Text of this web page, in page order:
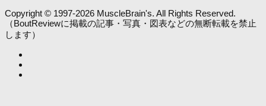
Copyright © 1997-2026 MuscleBrain's. All Rights Reserved.
（BoutReviewに掲載の記事・写真・図表などの無断転載を禁止
します）